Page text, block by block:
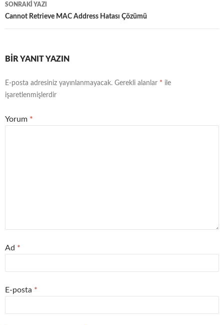
SONRAKI YAZI
Cannot Retrieve MAC Address Hatası Çözümü
BIR YANIT YAZIN
E-posta adresiniz yayınlanmayacak. Gerekli alanlar * ile
işaretlenmişlerdir
Yorum *
Ad *
E-posta *